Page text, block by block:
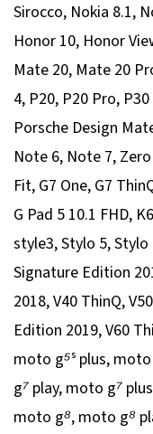
Sirocco, Nokia 8.1,
Honor 10, Honor
Mate 20, Mate 20
4, P20, P20 Pro,
Porsche Design
Note 6, Note 7, Zero
Fit, G7 One, G7
G Pad 5 10.1 FHD,
style3, Stylo 5, Stylo
Signature Edition
2018, V40 ThinQ,
Edition 2019, V60
moto g⁵ˢ plus,
g⁷ play, moto g⁷
moto g⁸, moto g⁸